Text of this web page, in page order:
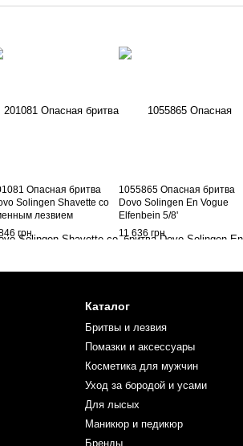
Опасная бритва
Solingen Shavette со
лезвием
грн
1055865 Опасная бритва
Dovo Solingen En Vogue
Elfenbein 5/8'
11 636 грн
Каталог
Бритвы и лезвия
Помазки и аксессуары
Косметика для мужчин
Уход за бородой и усами
Для лысых
Маникюр и педикюр
Бренды